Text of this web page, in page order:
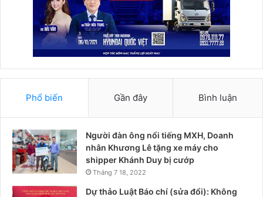
Phổ biến Gần đây Bình luận
Người đàn ông nổi tiếng MXH, Doanh
nhân Khương Lê tặng xe máy cho
shipper Khánh Duy bị cướp
Tháng 7 18, 2022
Dự thảo Luật Báo chí (sửa đổi): Không